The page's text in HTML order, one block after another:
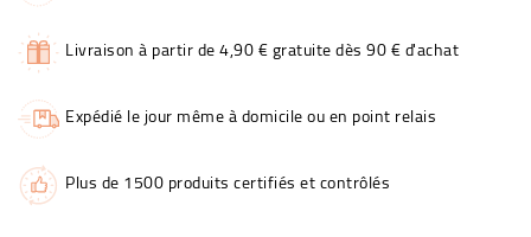
Livraison à partir de 4,90 € gratuite dès 90 € d'achat
Expédié le jour même à domicile ou en point relais
Plus de 1500 produits certifiés et contrôlés